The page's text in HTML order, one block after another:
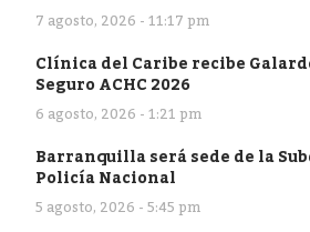
7 agosto, 2026 - 11:17 pm
Clínica del Caribe recibe
Seguro ACHC 2026
6 agosto, 2026 - 1:21 pm
Barranquilla será sede de la
Policía Nacional
5 agosto, 2026 - 5:45 pm